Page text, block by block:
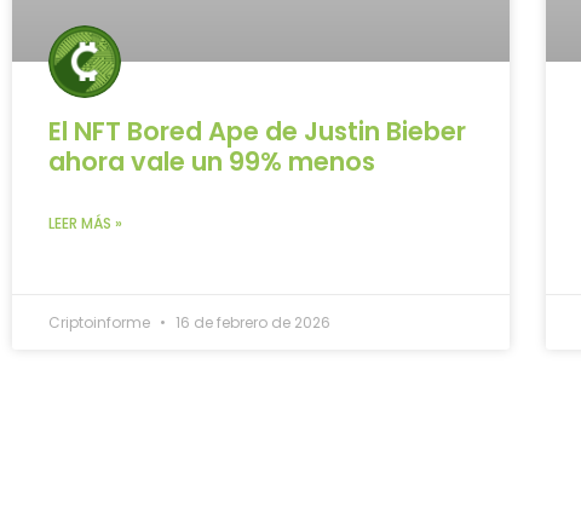
El NFT Bored Ape de Justin Bieber
ahora vale un 99% menos
LEER MÁS »
Criptoinforme 16 de febrero de 2026